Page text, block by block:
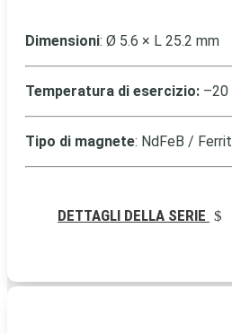
Dimensioni: Ø 5.6 × L 25.2 mm
Temperatura di esercizio: –20
Tipo di magnete: NdFeB /
DETTAGLI DELLA SERIE